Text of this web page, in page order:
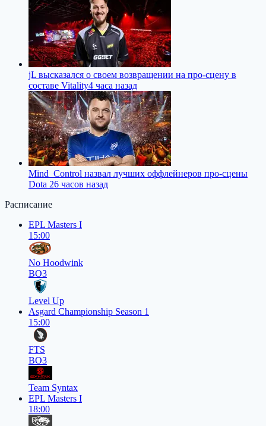
jL высказался о своем возвращении на про-сцену в
составе Vitality4 часа назад
Mind_Control назвал лучших оффлейнеров про-сцены
Dota 26 часов назад
Расписание
EPL Masters I
15:00
No Hoodwink
BO3
Level Up
Asgard Championship Season 1
15:00
FTS
BO3
Team Syntax
EPL Masters I
18:00